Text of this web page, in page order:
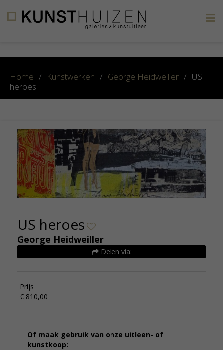
Home / Kunstwerken / George Heidweiller / US
heroes
US heroes
George Heidweiller
Delen via:
Prijs
€ 810,00
Of maak gebruik van onze uitleen- of
kunstkoop: